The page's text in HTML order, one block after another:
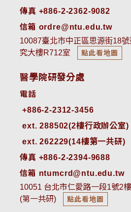
傳真 +886-2-2362-9082
信箱 ordre@ntu.edu.tw
10087臺北市中正區思源街18
究大樓R712室
點此看地圖
醫學院研發分處
電話
ext. 288502(2樓行政辦公
ext. 262229(14樓第一共研)
傳真 +886-2-2394-9688
信箱 ntumcrd@ntu.edu.tw
10051 台北市仁愛路一段1號2
(第一共研)
點此看地圖